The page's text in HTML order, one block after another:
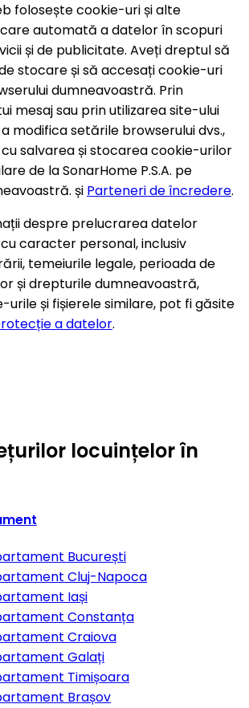
folosește cookie-uri și alte
automată a datelor în scopuri
și de publicitate. Aveți dreptul să
stocare și să accesați cookie-uri
dumneavoastră. Prin
mesaj sau prin utilizarea site-ului
modifica setările browserului dvs.,
salvarea și stocarea cookie-urilor
de la SonarHome P.S.A. pe
și Parteneri de încredere.
despre prelucrarea datelor
caracter personal, inclusiv
temeiurile legale, perioada de
și drepturile dumneavoastră,
urile și fișierele similare, pot fi găsite
a datelor.
locuințelor în
București
Cluj-Napoca
Iași
Constanța
Craiova
Galați
Timișoara
Brașov